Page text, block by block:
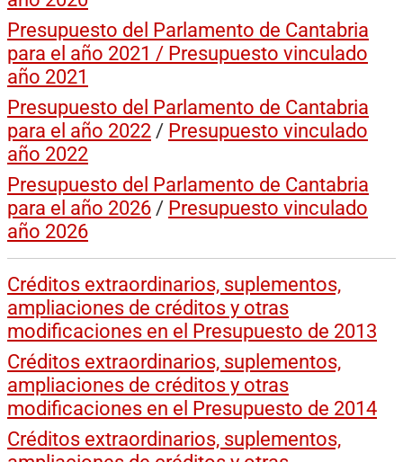
Presupuesto del Parlamento de Cantabria
para el año 2021 / Presupuesto vinculado
año 2021
Presupuesto del Parlamento de Cantabria
para el año 2022 / Presupuesto vinculado
año 2022
Presupuesto del Parlamento de Cantabria
para el año 2026 / Presupuesto vinculado
año 2026
Créditos extraordinarios, suplementos,
ampliaciones de créditos y otras
modificaciones en el Presupuesto de 2013
Créditos extraordinarios, suplementos,
ampliaciones de créditos y otras
modificaciones en el Presupuesto de 2014
Créditos extraordinarios, suplementos,